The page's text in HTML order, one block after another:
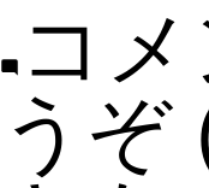
コ
うぞ